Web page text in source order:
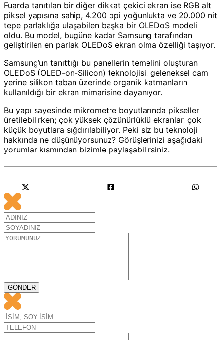
Fuarda tanıtılan bir diğer dikkat çekici ekran ise RGB alt
piksel yapısına sahip, 4.200 ppi yoğunlukta ve 20.000 nit
tepe parlaklığa ulaşabilen başka bir OLEDoS modeli
oldu. Bu model, bugüne kadar Samsung tarafından
geliştirilen en parlak OLEDoS ekran olma özelliği taşıyor.
Samsung’un tanıttığı bu panellerin temelini oluşturan
OLEDoS (OLED-on-Silicon) teknolojisi, geleneksel cam
yerine silikon taban üzerinde organik katmanların
kullanıldığı bir ekran mimarisine dayanıyor.
Bu yapı sayesinde mikrometre boyutlarında pikseller
üretilebilirken; çok yüksek çözünürlüklü ekranlar, çok
küçük boyutlara sığdırılabiliyor. Peki siz bu teknoloji
hakkında ne düşünüyorsunuz? Görüşlerinizi aşağıdaki
yorumlar kısmından bizimle paylaşabilirsiniz.
GÖNDER